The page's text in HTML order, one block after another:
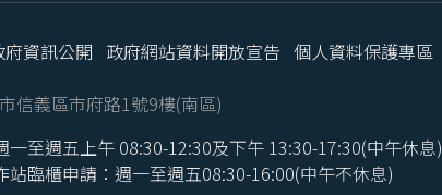
府資訊公開 政府網站資料開放宣告 個人資料保護專區
信義區市府路1號9樓(南區)
一至週五上午 08:30-12:30及下午 13:30-17:30(中午休息)
站臨櫃申請：週一至週五08:30-16:00(中午不休息)